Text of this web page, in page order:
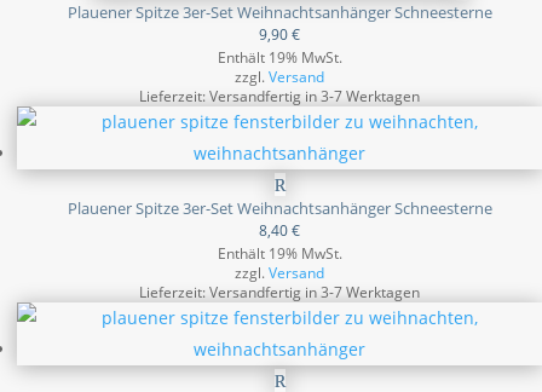
Plauener Spitze 3er-Set Weihnachtsanhänger Schneesterne
9,90€
Enthält 19% MwSt.
zzgl.Versand
Lieferzeit: Versandfertig in 3-7 Werktagen
Plauener Spitze 3er-Set Weihnachtsanhänger Schneesterne
8,40€
Enthält 19% MwSt.
zzgl.Versand
Lieferzeit: Versandfertig in 3-7 Werktagen